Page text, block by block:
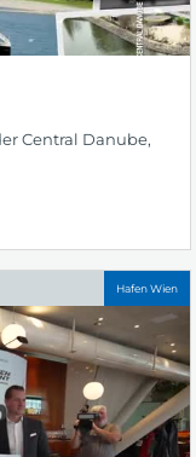
Central Danube,
Hafen Wien